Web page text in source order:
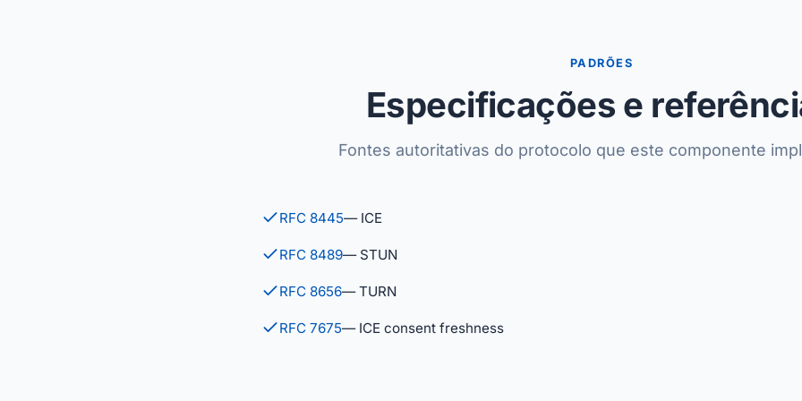
PADRÕES
Especificações e
Fontes autoritativas do protocolo que este componente
RFC 8445— ICE
RFC 8489— STUN
RFC 8656— TURN
RFC 7675— ICE consent freshness